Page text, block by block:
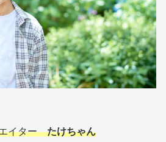
エイターたけちゃん